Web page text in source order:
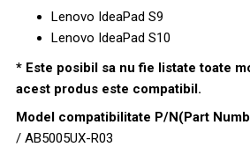
Lenovo IdeaPad S9
Lenovo IdeaPad S10
* Este posibil sa nu fie listate toate
acest produs este compatibil.
Model compatibilitate P/N(Part
/ AB5005UX-R03